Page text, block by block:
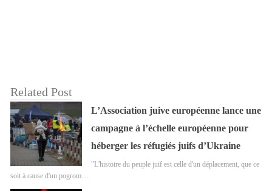
Related Post
L’Association juive européenne lance une
campagne à l’échelle européenne pour
héberger les réfugiés juifs d’Ukraine
"L'histoire du peuple juif est celle d'un déplacement, que ce
soit à cause d'un pogrom…